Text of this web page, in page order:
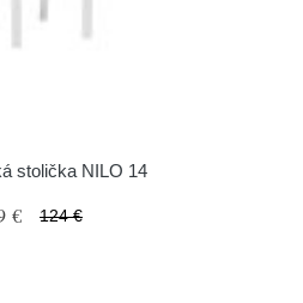
stolička NILO 14
€ 124 €